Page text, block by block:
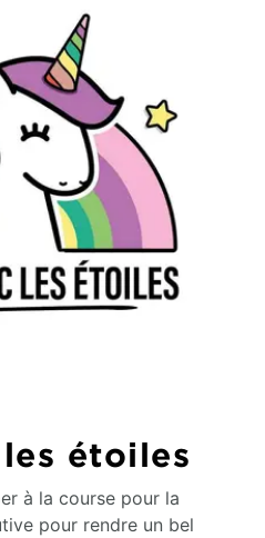
étoiles
à la course pour la
pour rendre un bel